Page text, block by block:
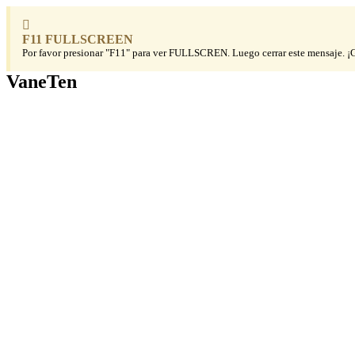
F11 FULLSCREEN
Por favor presionar "F11" para ver FULLSCREN. Luego cerrar este mensaje.
VaneTen